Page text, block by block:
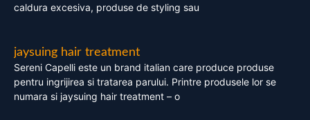
caldura excesiva, produse de styling sau
jaysuing hair treatment
Sereni Capelli este un brand italian care produce produse
pentru ingrijirea si tratarea parului. Printre produsele lor se
numara si jaysuing hair treatment – o